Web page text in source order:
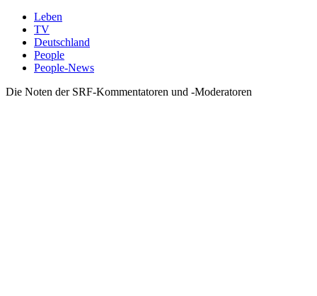
Leben
TV
Deutschland
People
People-News
Die Noten der SRF-Kommentatoren und -Moderatoren